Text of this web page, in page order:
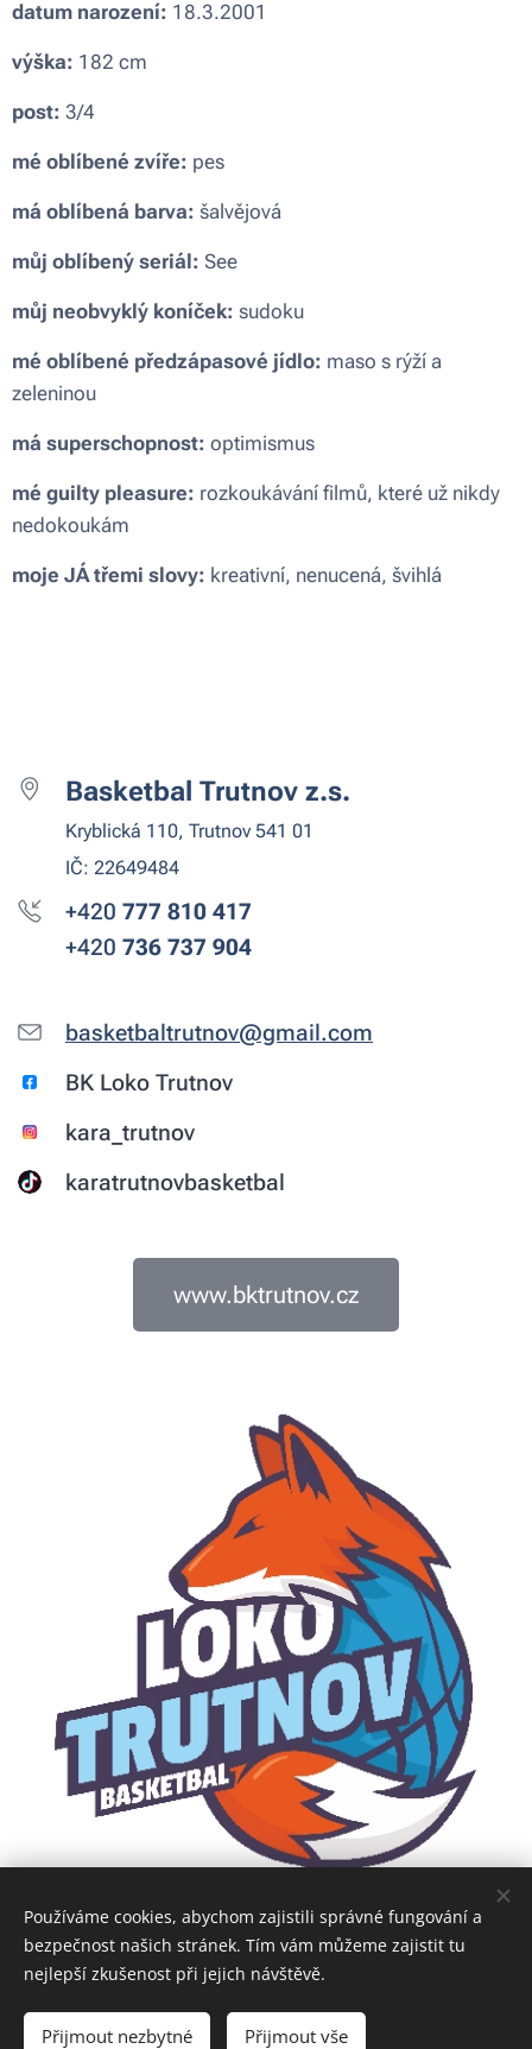
datum narození: 18.3.2001
výška: 182 cm
post: 3/4
mé oblíbené zvíře: pes
má oblíbená barva: šalvějová
můj oblíbený seriál: See
můj neobvyklý koníček: sudoku
mé oblíbené předzápasové jídlo: maso s rýží a
zeleninou
má superschopnost: optimismus
mé guilty pleasure: rozkoukávání filmů, které už nikdy
nedokoukám
moje JÁ třemi slovy: kreativní, nenucená, švihlá
Basketbal Trutnov z.s.
Kryblická 110, Trutnov 541 01
IČ: 22649484
+420 777 810 417
+420 736 737 904
basketbaltrutnov@gmail.com
BK Loko Trutnov
kara_trutnov
karatrutnovbasketbal
www.bktrutnov.cz
Obrázky poskytlPexels
Používáme cookies, abychom zajistili správné fungování a
bezpečnost našich stránek. Tím vám můžeme zajistit tu
nejlepší zkušenost při jejich návštěvě.
Přijmout nezbytné Přijmout vše